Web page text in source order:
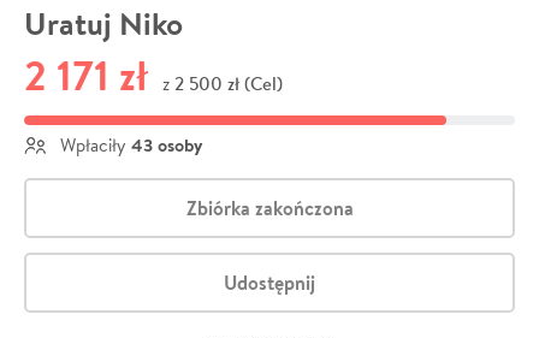
Uratuj Niko
2 171 zł z 2 500 zł (Cel)
Wpłaciły 43 osoby
Zbiórka zakończona
Udostępnij